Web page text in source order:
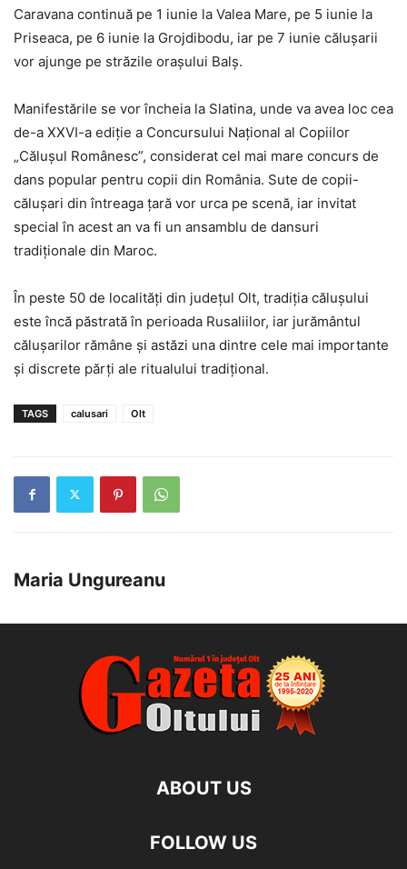
Caravana continuă pe 1 iunie la Valea Mare, pe 5 iunie la
Priseaca, pe 6 iunie la Grojdibodu, iar pe 7 iunie călușarii
vor ajunge pe străzile orașului Balș.
Manifestările se vor încheia la Slatina, unde va avea loc cea
de-a XXVI-a ediție a Concursului Național al Copiilor
„Călușul Românesc”, considerat cel mai mare concurs de
dans popular pentru copii din România. Sute de copii-
călușari din întreaga țară vor urca pe scenă, iar invitat
special în acest an va fi un ansamblu de dansuri
tradiționale din Maroc.
În peste 50 de localități din județul Olt, tradiția călușului
este încă păstrată în perioada Rusaliilor, iar jurământul
călușarilor rămâne și astăzi una dintre cele mai importante
și discrete părți ale ritualului tradițional.
TAGS calusari Olt
Maria Ungureanu
ABOUT US
FOLLOW US